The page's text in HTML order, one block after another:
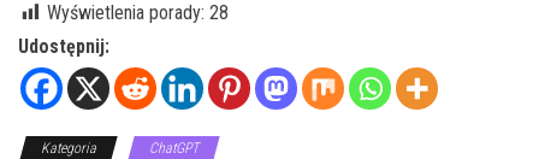
Wyświetlenia porady: 28
Udostępnij:
Kategoria ChatGPT